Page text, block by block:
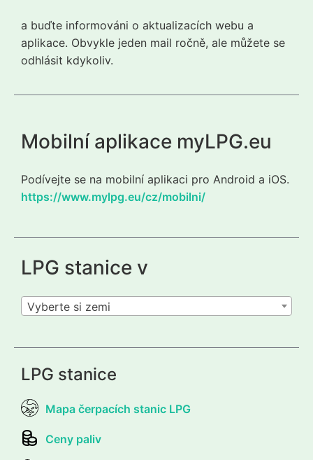
a buďte informováni o aktualizacích webu a
aplikace. Obvykle jeden mail ročně, ale můžete se
odhlásit kdykoliv.
Mobilní aplikace myLPG.eu
Podívejte se na mobilní aplikaci pro Android a iOS.
https://www.mylpg.eu/cz/mobilni/
LPG stanice v
Vyberte si zemi
LPG stanice
Mapa čerpacích stanic LPG
Ceny paliv